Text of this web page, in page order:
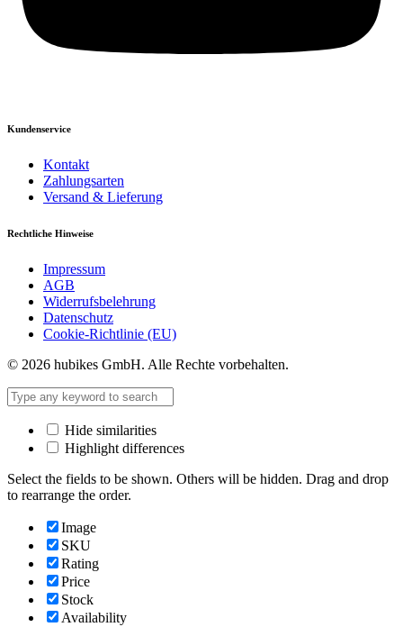
Kundenservice
Kontakt
Zahlungsarten
Versand & Lieferung
Rechtliche Hinweise
Impressum
AGB
Widerrufsbelehrung
Datenschutz
Cookie-Richtlinie (EU)
© 2026 hubikes GmbH. Alle Rechte vorbehalten.
Hide similarities
Highlight differences
Select the fields to be shown. Others will be hidden. Drag and drop
to rearrange the order.
Image
SKU
Rating
Price
Stock
Availability